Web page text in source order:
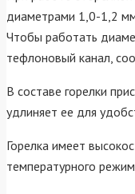
диаметрами 1,0-1,2
Чтобы работать
тефлоновый канал,
В составе горелки
удлиняет ее для
Горелка имеет
температурного